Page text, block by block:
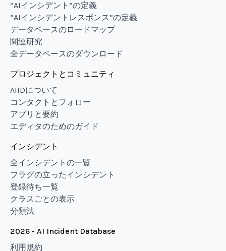
“AIインシデント”の定義
“AIインシデントレスポンス”の定義
データベースのロードマップ
関連研究
全データベースのダウンロード
プロジェクトとコミュニティ
AIIDについて
コンタクトとフォロー
アプリと要約
エディタのためのガイド
インシデント
全インシデントの一覧
フラグの立ったインシデント
登録待ち一覧
クラスごとの表示
分類法
2026 - AI Incident Database
利用規約